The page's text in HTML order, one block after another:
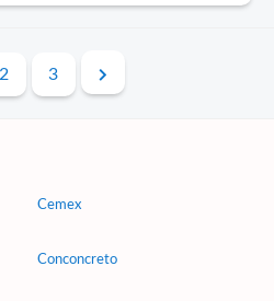
2 3
Cemex
Conconcreto